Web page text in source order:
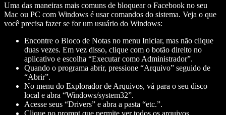
Uma das maneiras mais comuns de bloquear o Facebook no seu
Mac ou PC com Windows é usar comandos do sistema. Veja o que
você precisa fazer se for um usuário do Windows:
Encontre o Bloco de Notas no menu Iniciar, mas não clique
duas vezes. Em vez disso, clique com o botão direito no
aplicativo e escolha “Executar como Administrador”.
Quando o programa abrir, pressione “Arquivo” seguido de
“Abrir”.
No menu do Explorador de Arquivos, vá para o seu disco
local e abra “Windows/system32”.
Acesse seus “Drivers” e abra a pasta “etc.”.
Clique no prompt que permite ver todos os arquivos.